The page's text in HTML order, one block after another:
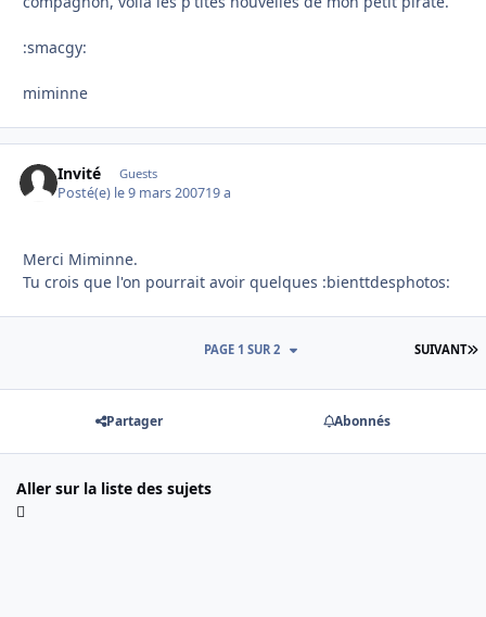
:smacgy:
miminne
Invité Guests
Posté(e) le 9 mars 200719 a
Merci Miminne.
Tu crois que l'on pourrait avoir quelques :bienttdesphotos:
SUIVANT
PAGE 1 SUR 2
Partager Abonnés
Aller sur la liste des sujets